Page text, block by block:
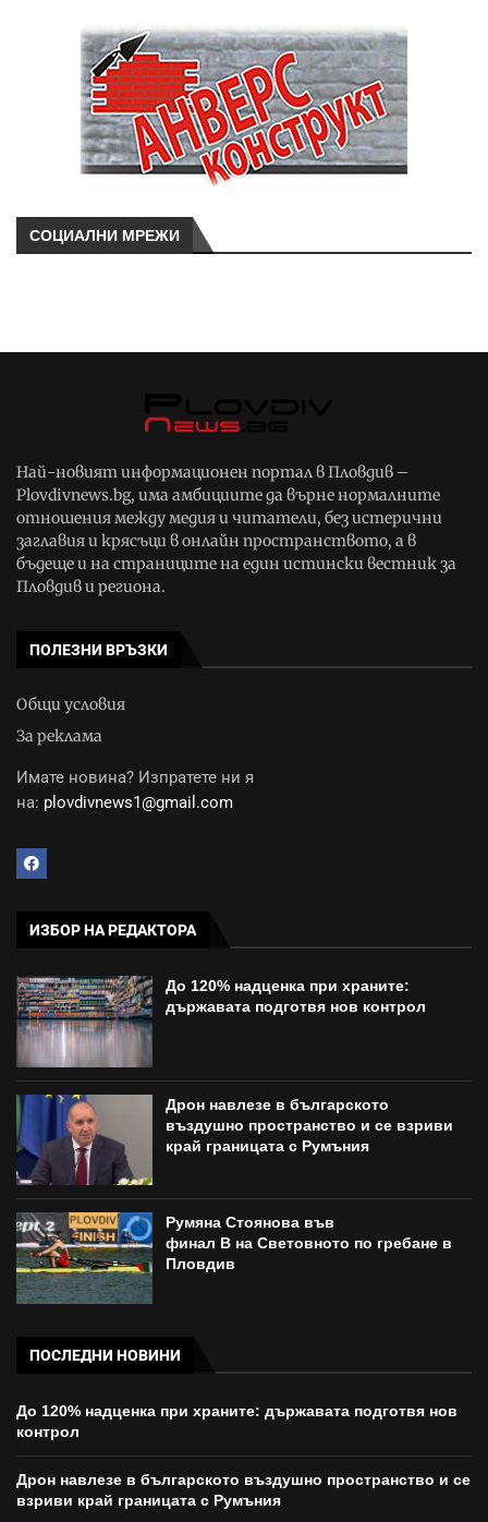
СОЦИАЛНИ МРЕЖИ
Най-новият информационен портал в Пловдив –
Plovdivnews.bg, има амбициите да върне нормалните
отношения между медия и читатели, без истерични
заглавия и крясъци в онлайн пространството, а в
бъдеще и на страниците на един истински вестник за
Пловдив и региона.
ПОЛЕЗНИ ВРЪЗКИ
Общи условия
За реклама
Имате новина? Изпратете ни я
на: plovdivnews1@gmail.com
ИЗБОР НА РЕДАКТОРА
До 120% надценка при храните:
държавата подготвя нов контрол
Дрон навлезе в българското
въздушно пространство и се взриви
край границата с Румъния
Румяна Стоянова във
финал B на Световното по гребане в
Пловдив
ПОСЛЕДНИ НОВИНИ
До 120% надценка при храните: държавата подготвя нов
контрол
Дрон навлезе в българското въздушно пространство и се
взриви край границата с Румъния